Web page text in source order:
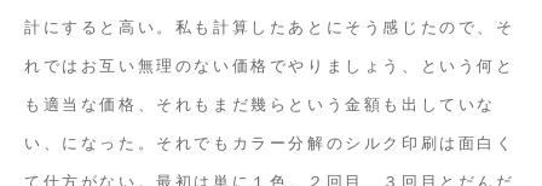
計にすると高い。私も計算したあとにそう感じたので、そ
れではお互い無理のない価格でやりましょう、という何と
も適当な価格、それもまだ幾らという金額も出していな
い、になった。それでもカラー分解のシルク印刷は面白く
て仕方がない。最初は単に１色、２回目、３回目とだんだ